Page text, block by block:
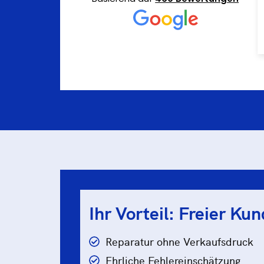
zeitnah möglich. Die Fehlersuche war
erfolgreich und es musste kein Ersatzteil
bestellt/eingebaut werden, da es sich
Ihr Vorteil: Freier
Reparatur ohne Verkaufsdruck
Ehrliche Fehlereinschätzung